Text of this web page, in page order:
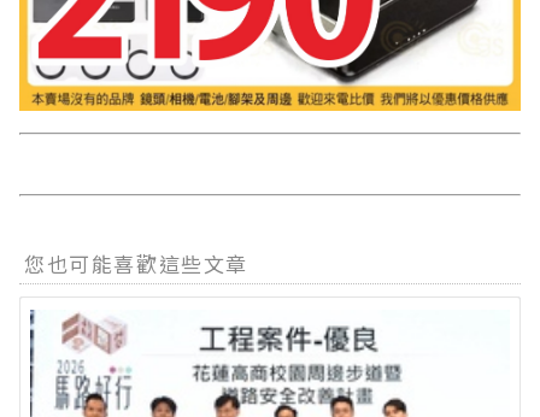
您也可能喜歡這些文章